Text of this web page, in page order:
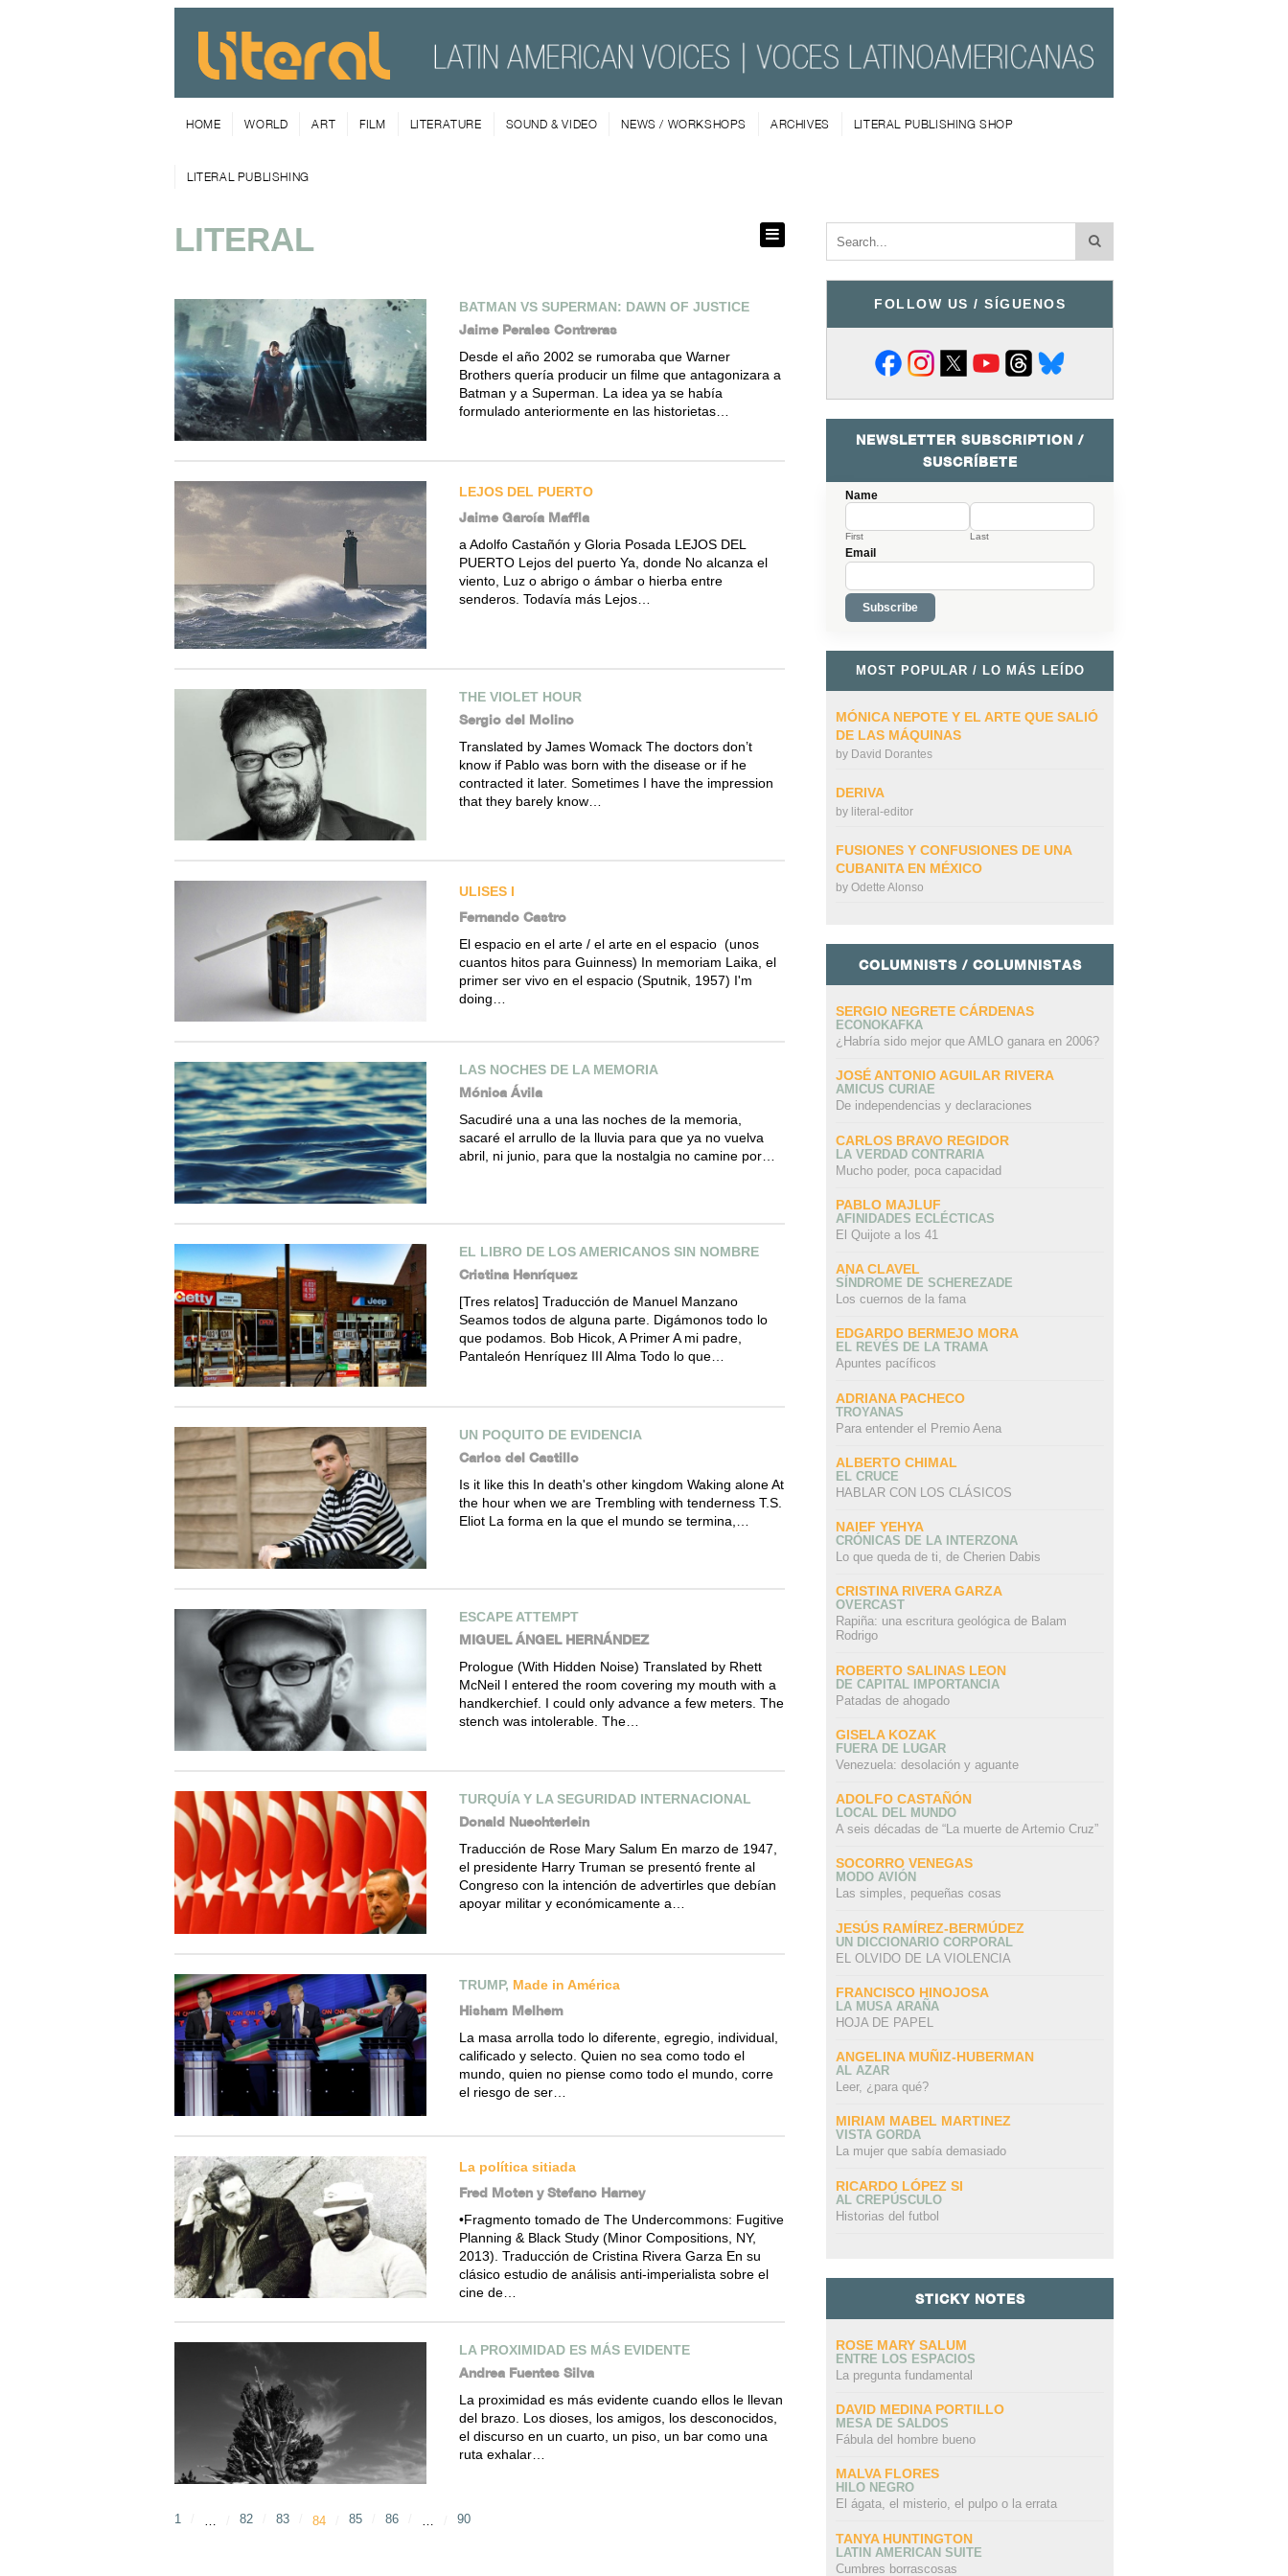
HOME WORLD ART FILM LITERATURE SOUND & VIDEO NEWS / WORKSHOPS ARCHIVES LITERAL PUBLISHING SHOP
LITERAL PUBLISHING
LITERAL
BATMAN VS SUPERMAN: DAWN OF JUSTICE
Jaime Perales Contreras
Desde el año 2002 se rumoraba que Warner
Brothers quería producir un filme que antagonizara a
Batman y a Superman. La idea ya se había
formulado anteriormente en las historietas…
LEJOS DEL PUERTO
Jaime García Maffla
a Adolfo Castañón y Gloria Posada LEJOS DEL
PUERTO Lejos del puerto Ya, donde No alcanza el
viento, Luz o abrigo o ámbar o hierba entre
senderos. Todavía más Lejos…
THE VIOLET HOUR
Sergio del Molino
Translated by James Womack The doctors don’t
know if Pablo was born with the disease or if he
contracted it later. Sometimes I have the impression
that they barely know…
ULISES I
Fernando Castro
El espacio en el arte / el arte en el espacio (unos
cuantos hitos para Guinness) In memoriam Laika, el
primer ser vivo en el espacio (Sputnik, 1957) I'm
doing…
LAS NOCHES DE LA MEMORIA
Mónica Ávila
Sacudiré una a una las noches de la memoria,
sacaré el arrullo de la lluvia para que ya no vuelva
abril, ni junio, para que la nostalgia no camine por…
EL LIBRO DE LOS AMERICANOS SIN NOMBRE
Cristina Henríquez
[Tres relatos] Traducción de Manuel Manzano
Seamos todos de alguna parte. Digámonos todo lo
que podamos. Bob Hicok, A Primer A mi padre,
Pantaleón Henríquez III Alma Todo lo que…
UN POQUITO DE EVIDENCIA
Carlos del Castillo
Is it like this In death's other kingdom Waking alone At
the hour when we are Trembling with tenderness T.S.
Eliot La forma en la que el mundo se termina,…
ESCAPE ATTEMPT
MIGUEL ÁNGEL HERNÁNDEZ
Prologue (With Hidden Noise) Translated by Rhett
McNeil I entered the room covering my mouth with a
handkerchief. I could only advance a few meters. The
stench was intolerable. The…
TURQUÍA Y LA SEGURIDAD INTERNACIONAL
Donald Nuechterlein
Traducción de Rose Mary Salum En marzo de 1947,
el presidente Harry Truman se presentó frente al
Congreso con la intención de advertirles que debían
apoyar militar y económicamente a…
TRUMP, Made in América
Hisham Melhem
La masa arrolla todo lo diferente, egregio, individual,
calificado y selecto. Quien no sea como todo el
mundo, quien no piense como todo el mundo, corre
el riesgo de ser…
La política sitiada
Fred Moten y Stefano Harney
•Fragmento tomado de The Undercommons: Fugitive
Planning & Black Study (Minor Compositions, NY,
2013). Traducción de Cristina Rivera Garza En su
clásico estudio de análisis anti-imperialista sobre el
cine de…
LA PROXIMIDAD ES MÁS EVIDENTE
Andrea Fuentes Silva
La proximidad es más evidente cuando ellos le llevan
del brazo. Los dioses, los amigos, los desconocidos,
el discurso en un cuarto, un piso, un bar como una
ruta exhalar…
1 … 82 83 84 85 86 … 90
FOLLOW US / SÍGUENOS
NEWSLETTER SUBSCRIPTION /
SUSCRÍBETE
Name
First Last
Email
MOST POPULAR / LO MÁS LEÍDO
MÓNICA NEPOTE Y EL ARTE QUE SALIÓ
DE LAS MÁQUINAS
by David Dorantes
DERIVA
by literal-editor
FUSIONES Y CONFUSIONES DE UNA
CUBANITA EN MÉXICO
by Odette Alonso
COLUMNISTS / COLUMNISTAS
SERGIO NEGRETE CÁRDENAS
ECONOKAFKA
¿Habría sido mejor que AMLO ganara en 2006?
JOSÉ ANTONIO AGUILAR RIVERA
AMICUS CURIAE
De independencias y declaraciones
CARLOS BRAVO REGIDOR
LA VERDAD CONTRARIA
Mucho poder, poca capacidad
PABLO MAJLUF
AFINIDADES ECLÉCTICAS
El Quijote a los 41
ANA CLAVEL
SÍNDROME DE SCHEREZADE
Los cuernos de la fama
EDGARDO BERMEJO MORA
EL REVÉS DE LA TRAMA
Apuntes pacíficos
ADRIANA PACHECO
TROYANAS
Para entender el Premio Aena
ALBERTO CHIMAL
EL CRUCE
HABLAR CON LOS CLÁSICOS
NAIEF YEHYA
CRÓNICAS DE LA INTERZONA
Lo que queda de ti, de Cherien Dabis
CRISTINA RIVERA GARZA
OVERCAST
Rapiña: una escritura geológica de Balam
Rodrigo
ROBERTO SALINAS LEON
DE CAPITAL IMPORTANCIA
Patadas de ahogado
GISELA KOZAK
FUERA DE LUGAR
Venezuela: desolación y aguante
ADOLFO CASTAÑÓN
LOCAL DEL MUNDO
A seis décadas de “La muerte de Artemio Cruz”
SOCORRO VENEGAS
MODO AVIÓN
Las simples, pequeñas cosas
JESÚS RAMÍREZ-BERMÚDEZ
UN DICCIONARIO CORPORAL
EL OLVIDO DE LA VIOLENCIA
FRANCISCO HINOJOSA
LA MUSA ARAÑA
HOJA DE PAPEL
ANGELINA MUÑIZ-HUBERMAN
AL AZAR
Leer, ¿para qué?
MIRIAM MABEL MARTINEZ
VISTA GORDA
La mujer que sabía demasiado
RICARDO LÓPEZ SI
AL CREPÚSCULO
Historias del futbol
STICKY NOTES
ROSE MARY SALUM
ENTRE LOS ESPACIOS
La pregunta fundamental
DAVID MEDINA PORTILLO
MESA DE SALDOS
Fábula del hombre bueno
MALVA FLORES
HILO NEGRO
El ágata, el misterio, el pulpo o la errata
TANYA HUNTINGTON
LATIN AMERICAN SUITE
Cumbres borrascosas